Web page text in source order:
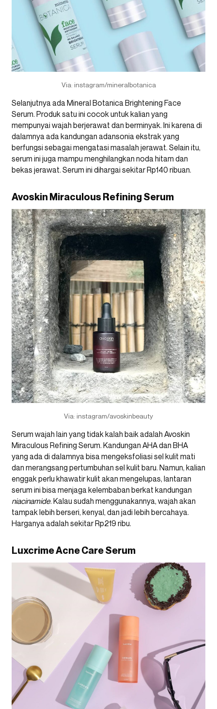
Via: instagram/mineralbotanica
Selanjutnya ada Mineral Botanica Brightening Face
Serum. Produk satu ini cocok untuk kalian yang
mempunyai wajah berjerawat dan berminyak. Ini karena di
dalamnya ada kandungan adansonia ekstrak yang
berfungsi sebagai mengatasi masalah jerawat. Selain itu,
serum ini juga mampu menghilangkan noda hitam dan
bekas jerawat. Serum ini dihargai sekitar Rp140 ribuan.
Avoskin Miraculous Refining Serum
Via: instagram/avoskinbeauty
Serum wajah lain yang tidak kalah baik adalah Avoskin
Miraculous Refining Serum. Kandungan AHA dan BHA
yang ada di dalamnya bisa mengeksfoliasi sel kulit mati
dan merangsang pertumbuhan sel kulit baru. Namun, kalian
enggak perlu khawatir kulit akan mengelupas, lantaran
serum ini bisa menjaga kelembaban berkat kandungan
niacinamide. Kalau sudah menggunakannya, wajah akan
tampak lebih berseri, kenyal, dan jadi lebih bercahaya.
Harganya adalah sekitar Rp219 ribu.
Luxcrime Acne Care Serum